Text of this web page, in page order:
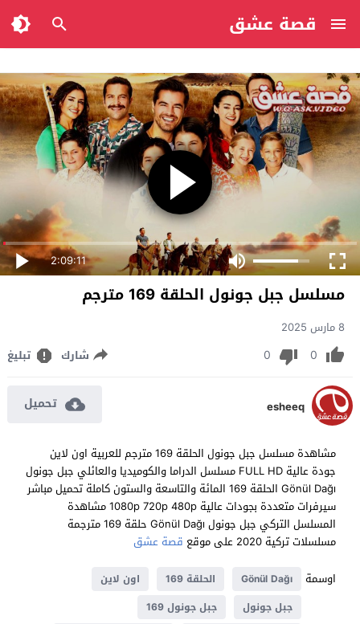
قصة عشق
2:09:11
مسلسل جبل جونول الحلقة 169 مترجم
8 مارس 2025
0
0 شارك تبليغ
esheeq تحميل
مشاهدة مسلسل جبل جونول الحلقة 169 مترجم للعربية اون لاين
جودة عالية FULL HD مسلسل الدراما والكوميديا والعائلي جبل جونول
Gönül Dağı الحلقة 169 المائة والتاسعة والستون كاملة تحميل مباشر
سيرفرات متعددة بجودات عالية 1080p 720p 480p مشاهدة
المسلسل التركي جبل جونول Gönül Dağı حلقة 169 مترجمة
مسلسلات تركية 2020 على موقع
قصة عشق
اوسمة
Gönül Dağı الحلقة 169
اون لاين
جبل جونول
جبل جونول 169